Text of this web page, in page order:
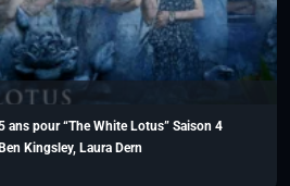
pour “The White Lotus” Saison 4
Kingsley, Laura Dern